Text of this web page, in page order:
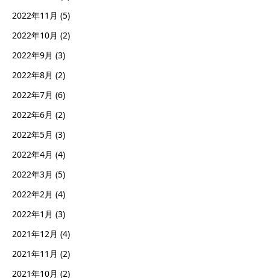
2022年11月 (5)
2022年10月 (2)
2022年9月 (3)
2022年8月 (2)
2022年7月 (6)
2022年6月 (2)
2022年5月 (3)
2022年4月 (4)
2022年3月 (5)
2022年2月 (4)
2022年1月 (3)
2021年12月 (4)
2021年11月 (2)
2021年10月 (2)